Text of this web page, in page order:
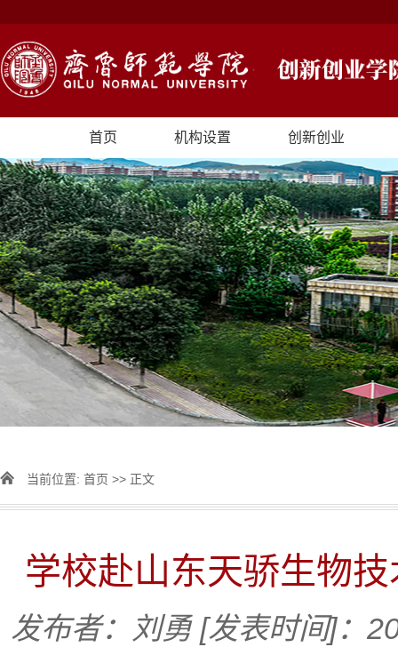
首页 机构设置 创新创业
当前位置: 首页 >> 正文
学校赴山东天骄生物
发布者：刘勇 [发表时间]：